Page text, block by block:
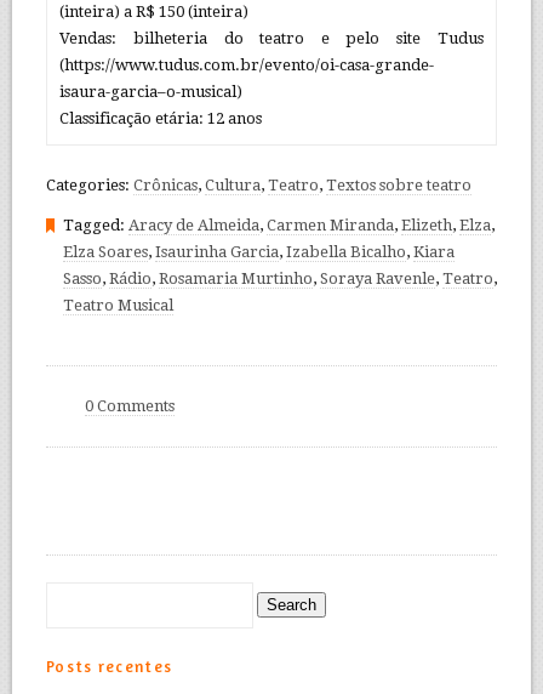
(inteira) a R$ 150 (inteira)
Vendas: bilheteria do teatro e pelo site Tudus
(https://www.tudus.com.br/evento/oi-casa-grande-
isaura-garcia–o-musical)
Classificação etária: 12 anos
Categories: Crônicas, Cultura, Teatro, Textos sobre teatro
Tagged: Aracy de Almeida, Carmen Miranda, Elizeth, Elza,
Elza Soares, Isaurinha Garcia, Izabella Bicalho, Kiara
Sasso, Rádio, Rosamaria Murtinho, Soraya Ravenle, Teatro,
Teatro Musical
0 Comments
Posts recentes